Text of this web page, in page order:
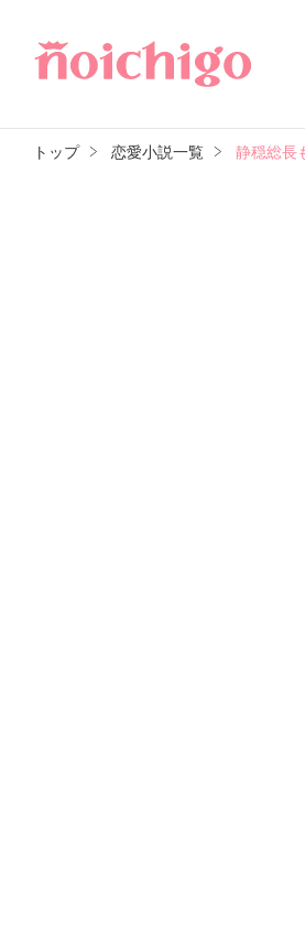
トップ 恋愛小説一覧 静穏総長